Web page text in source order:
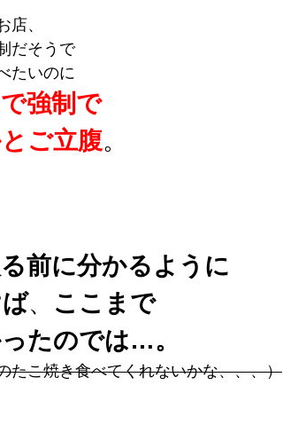
店、
だそうで
たいのに
強制で
ご立腹。
前に分かるように
、 ここまで
たのでは…。
たこ焼き食べてくれないかな、、、）